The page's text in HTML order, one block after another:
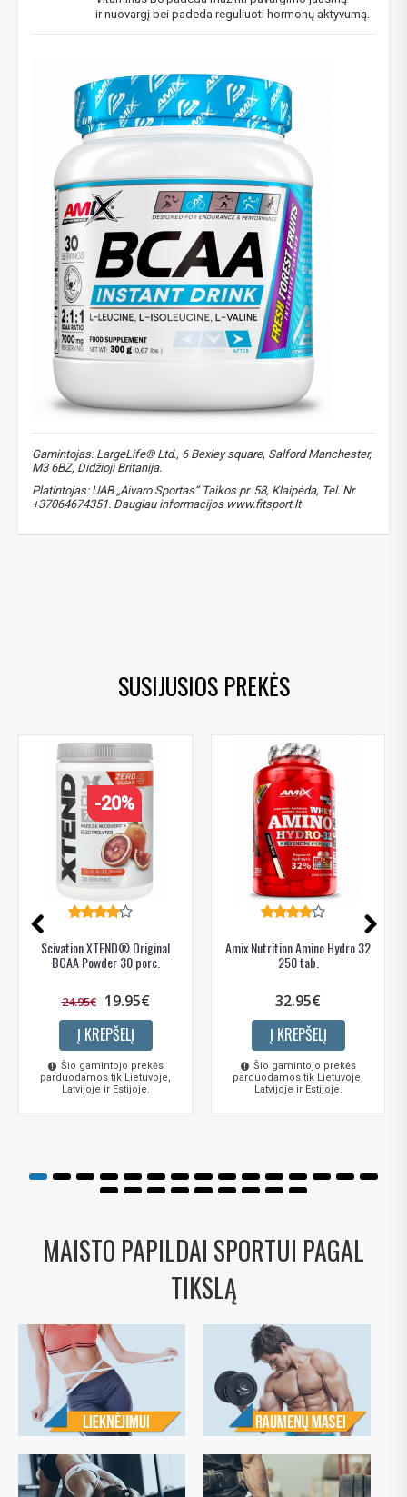
ir nuovargį bei padeda reguliuoti hormonų aktyvumą.
Gamintojas: LargeLife® Ltd., 6 Bexley square, Salford Manchester,
M3 6BZ, Didžioji Britanija.
Platintojas: UAB „Aivaro Sportas“ Taikos pr. 58, Klaipėda, Tel. Nr.
+37064674351. Daugiau informacijos www.fitsport.lt​
SUSIJUSIOS PREKĖS
-20%
Scivation XTEND® Original
BCAA Powder 30 porc.
24.95€ 19.95€
Į KREPŠELĮ
Šio gamintojo prekės
parduodamos tik Lietuvoje,
Latvijoje ir Estijoje.
Amix Nutrition Amino Hydro 32
250 tab.
32.95€
Į KREPŠELĮ
Šio gamintojo prekės
parduodamos tik Lietuvoje,
Latvijoje ir Estijoje.
MAISTO PAPILDAI SPORTUI PAGAL
TIKSLĄ
Gauti pasiūlymus ir nuolaidas
Sužinoti, kaip mes apsaugome ir tvarkome Jūsų duomenis galite
perskaitę mūsų privatumo politikos sąlygas.